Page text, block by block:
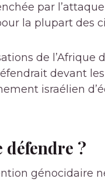
par
la plupart des
de l’Afrique
devant
israélien
?
génocidaire